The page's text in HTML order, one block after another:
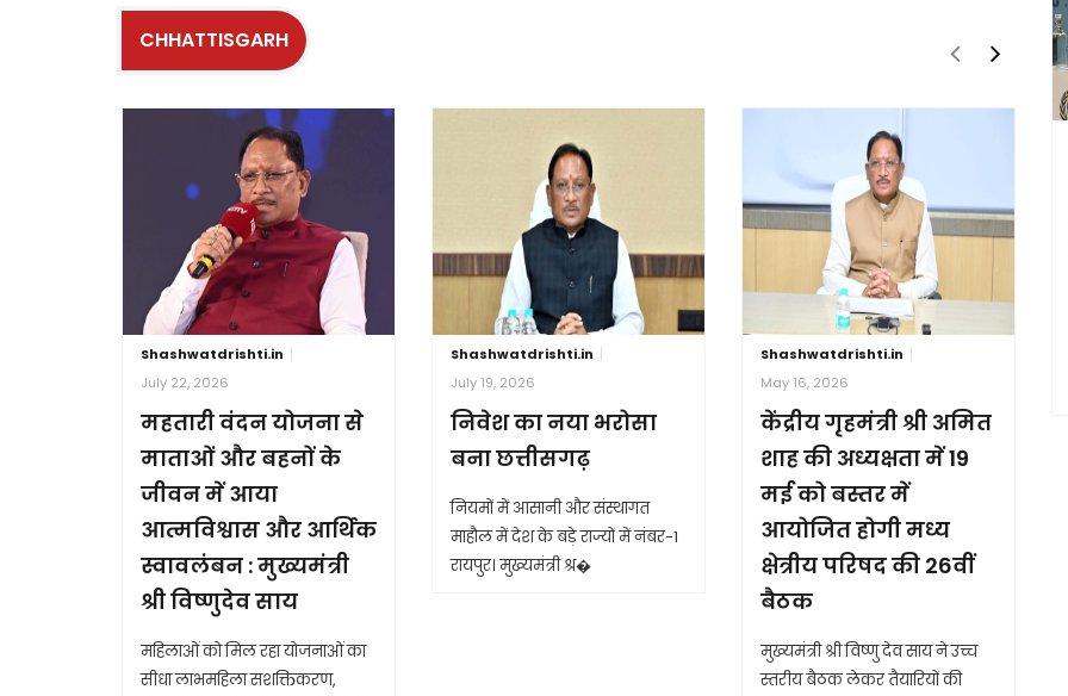
CHHATTISGARH
Shashwatdrishti.in
July 22, 2026
महतारी वंदन योजना से
माताओं और बहनों के
जीवन में आया
आत्मविश्वास और आर्थिक
स्वावलंबन : मुख्यमंत्री
श्री विष्णुदेव साय
महिलाओं को मिल रहा योजनाओं का
सीधा लाभमहिला सशक्तिकरण,
Shashwatdrishti.in
July 19, 2026
निवेश का नया भरोसा
बना छत्तीसगढ़
नियमों में आसानी और संस्थागत
माहौल में देश के बड़े राज्यों में नंबर-1
रायपुर। मुख्यमंत्री श्र�
Shashwatdrishti.in
May 16, 2026
केंद्रीय गृहमंत्री श्री अमित
शाह की अध्यक्षता में 19
मई को बस्तर में
आयोजित होगी मध्य
क्षेत्रीय परिषद की 26वीं
बैठक
मुख्यमंत्री श्री विष्णु देव साय ने उच्च
स्तरीय बैठक लेकर तैयारियों की